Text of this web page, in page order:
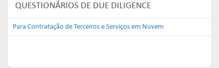
QUESTIONÁRIOS DE DUE DILIGENCE
Para Contratação de Terceiros e Serviços em Nuvem